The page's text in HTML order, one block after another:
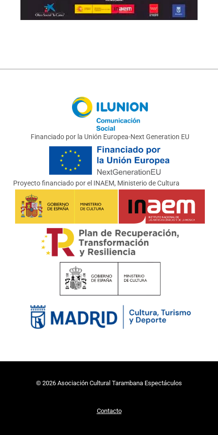
Ilunion
Financiado por la Unión Europea-Next Generation EU
Unión Europea Next Generation
INAEM, Ministerio de Cultura
Proyecto financiado por el INAEM, Ministerio de Cultura
Plan de Recuperación, Transformación y Resiliencia
Ministerio de Cultura
© 2026 Asociación Cultural Tarambana Espectáculos
Contacto